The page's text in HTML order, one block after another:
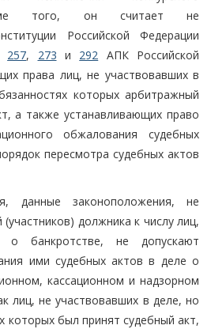
того, он считает не
Российской Федерации
257, 273 и 292 АПК Российской
права лиц, не участвовавших в
которых арбитражный
а также устанавливающих право
обжалования судебных
пересмотра судебных актов
данные законоположения, не
должника к числу лиц,
банкротстве, не допускают
ими судебных актов в деле о
кассационном и надзорном
лиц, не участвовавших в деле, но
которых был принят судебный акт,